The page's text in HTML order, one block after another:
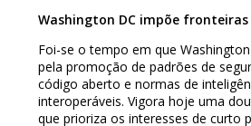
Washington DC impõe
Foi-se o tempo em que
pela promoção de padrões de
código aberto e normas de
interoperáveis. Vigora hoje uma
que prioriza os interesses de curto